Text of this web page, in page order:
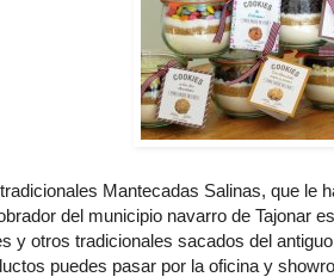
Mantecadas Salinas, que le
del municipio navarro de Tajonar
y otros tradicionales sacados del
puedes pasar por la oficina y